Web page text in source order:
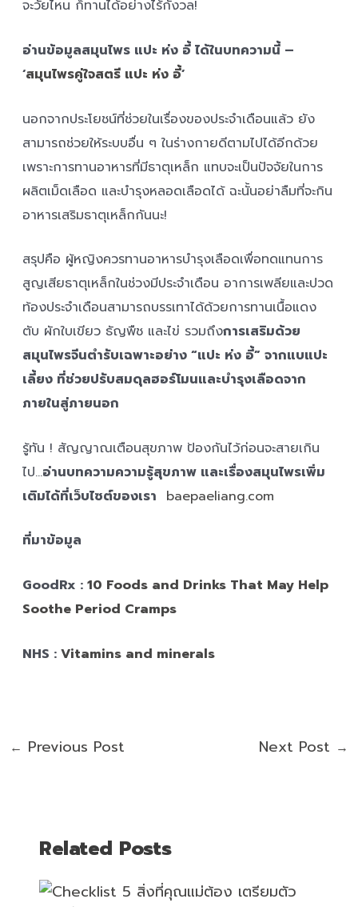
จะวัยไหน ก็ทานได้อย่างไร้กังวล!
อ่านข้อมูลสมุนไพร แปะ ห่ง อี้ ได้ในบทความนี้ –
‘สมุนไพรคู่ใจสตรี แปะ ห่ง อี้’
นอกจากประโยชน์ที่ช่วยในเรื่องของประจำเดือนแล้ว ยัง
สามารถช่วยให้ระบบอื่น ๆ ในร่างกายดีตามไปได้อีกด้วย
เพราะการทานอาหารที่มีธาตุเหล็ก แทบจะเป็นปัจจัยในการ
ผลิตเม็ดเลือด และบำรุงหลอดเลือดได้ ฉะนั้นอย่าลืมที่จะกิน
อาหารเสริมธาตุเหล็กกันนะ!
สรุปคือ ผู้หญิงควรทานอาหารบำรุงเลือดเพื่อทดแทนการ
สูญเสียธาตุเหล็กในช่วงมีประจำเดือน อาการเพลียและปวด
ท้องประจำเดือนสามารถบรรเทาได้ด้วยการทานเนื้อแดง
ตับ ผักใบเขียว ธัญพืช และไข่ รวมถึงการเสริมด้วย
สมุนไพรจีนตำรับเฉพาะอย่าง “แปะ ห่ง อี้” จากแบแปะ
เลี้ยง ที่ช่วยปรับสมดุลฮอร์โมนและบำรุงเลือดจาก
ภายในสู่ภายนอก
รู้ทัน ! สัญญาณเตือนสุขภาพ ป้องกันไว้ก่อนจะสายเกิน
ไป…อ่านบทความความรู้สุขภาพ และเรื่องสมุนไพรเพิ่ม
เติมได้ที่เว็บไซต์ของเรา baepaeliang.com
ที่มาข้อมูล
GoodRx :10 Foods and Drinks That May Help
Soothe Period Cramps
NHS :Vitamins and minerals
← Previous Post Next Post →
Related Posts